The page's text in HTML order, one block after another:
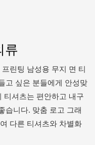
류
린팅 남성용 무지 면 티
고 싶은 분들에게 안성맞
티셔츠는 편안하고 내구
습니다. 맞춤 로고 그래
다른 티셔츠와 차별화